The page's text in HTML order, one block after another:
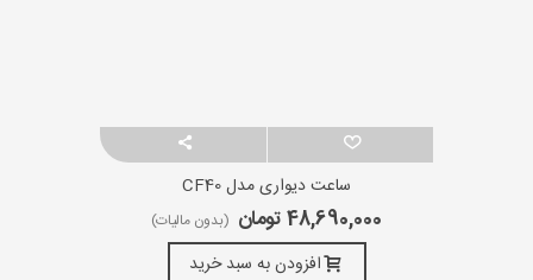
ساعت دیواری مدل CF40
48,690,000 تومان (بدون مالیات)
افزودن به سبد خرید